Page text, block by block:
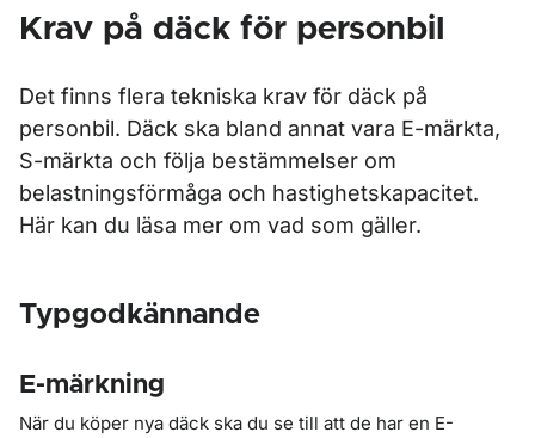
Krav på däck för personbil
Det finns flera tekniska krav för däck på
personbil. Däck ska bland annat vara E-märkta,
S-märkta och följa bestämmelser om
belastningsförmåga och hastighetskapacitet.
Här kan du läsa mer om vad som gäller.
Typgodkännande
E-märkning
När du köper nya däck ska du se till att de har en E-